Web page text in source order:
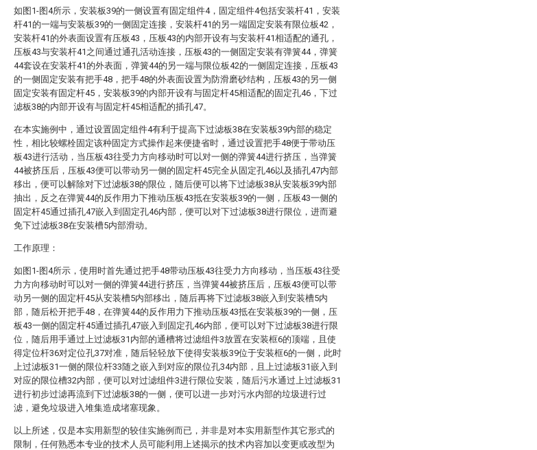
如图1-图4所示，安装板39的一侧设置有固定组件4，固定组件4包括安装杆41，安装
杆41的一端与安装板39的一侧固定连接，安装杆41的另一端固定安装有限位板42，
安装杆41的外表面设置有压板43，压板43的内部开设有与安装杆41相适配的通孔，
压板43与安装杆41之间通过通孔活动连接，压板43的一侧固定安装有弹簧44，弹簧
44套设在安装杆41的外表面，弹簧44的另一端与限位板42的一侧固定连接，压板43
的一侧固定安装有把手48，把手48的外表面设置为防滑磨砂结构，压板43的另一侧
固定安装有固定杆45，安装板39的内部开设有与固定杆45相适配的固定孔46，下过
滤板38的内部开设有与固定杆45相适配的插孔47。
在本实施例中，通过设置固定组件4有利于提高下过滤板38在安装板39内部的稳定
性，相比较螺栓固定该种固定方式操作起来便捷省时，通过设置把手48便于带动压
板43进行活动，当压板43往受力方向移动时可以对一侧的弹簧44进行挤压，当弹簧
44被挤压后，压板43便可以带动另一侧的固定杆45完全从固定孔46以及插孔47内部
移出，便可以解除对下过滤板38的限位，随后便可以将下过滤板38从安装板39内部
抽出，反之在弹簧44的反作用力下推动压板43抵在安装板39的一侧，压板43一侧的
固定杆45通过插孔47嵌入到固定孔46内部，便可以对下过滤板38进行限位，进而避
免下过滤板38在安装槽5内部滑动。
工作原理：
如图1-图4所示，使用时首先通过把手48带动压板43往受力方向移动，当压板43往受
力方向移动时可以对一侧的弹簧44进行挤压，当弹簧44被挤压后，压板43便可以带
动另一侧的固定杆45从安装槽5内部移出，随后再将下过滤板38嵌入到安装槽5内
部，随后松开把手48，在弹簧44的反作用力下推动压板43抵在安装板39的一侧，压
板43一侧的固定杆45通过插孔47嵌入到固定孔46内部，便可以对下过滤板38进行限
位，随后用手通过上过滤板31内部的通槽将过滤组件3放置在安装框6的顶端，且使
得定位杆36对定位孔37对准，随后轻轻放下使得安装板39位于安装框6的一侧，此时
上过滤板31一侧的限位杆33随之嵌入到对应的限位孔34内部，且上过滤板31嵌入到
对应的限位槽32内部，便可以对过滤组件3进行限位安装，随后污水通过上过滤板31
进行初步过滤再流到下过滤板38的一侧，便可以进一步对污水内部的垃圾进行过
滤，避免垃圾进入堆集造成堵塞现象。
以上所述，仅是本实用新型的较佳实施例而已，并非是对本实用新型作其它形式的
限制，任何熟悉本专业的技术人员可能利用上述揭示的技术内容加以变更或改型为